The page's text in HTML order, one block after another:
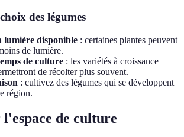
des légumes
lumière disponible : certaines plantes peuvent
de lumière.
de culture : les variétés à croissance
de récolter plus souvent.
: cultivez des légumes qui se développent
région.
l'espace de culture